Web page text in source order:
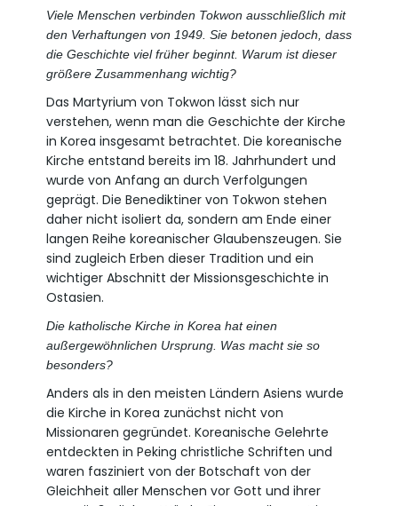
Viele Menschen verbinden Tokwon ausschließlich mit
den Verhaftungen von 1949. Sie betonen jedoch, dass
die Geschichte viel früher beginnt. Warum ist dieser
größere Zusammenhang wichtig?
Das Martyrium von Tokwon lässt sich nur
verstehen, wenn man die Geschichte der Kirche
in Korea insgesamt betrachtet. Die koreanische
Kirche entstand bereits im 18. Jahrhundert und
wurde von Anfang an durch Verfolgungen
geprägt. Die Benediktiner von Tokwon stehen
daher nicht isoliert da, sondern am Ende einer
langen Reihe koreanischer Glaubenszeugen. Sie
sind zugleich Erben dieser Tradition und ein
wichtiger Abschnitt der Missionsgeschichte in
Ostasien.
Die katholische Kirche in Korea hat einen
außergewöhnlichen Ursprung. Was macht sie so
besonders?
Anders als in den meisten Ländern Asiens wurde
die Kirche in Korea zunächst nicht von
Missionaren gegründet. Koreanische Gelehrte
entdeckten in Peking christliche Schriften und
waren fasziniert von der Botschaft von der
Gleichheit aller Menschen vor Gott und ihrer